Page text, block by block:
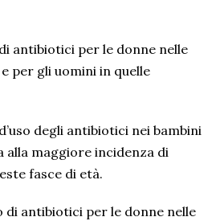
antibiotici per le donne nelle
per gli uomini in quelle
degli antibiotici nei bambini
alla maggiore incidenza di
fasce di età.
antibiotici per le donne nelle